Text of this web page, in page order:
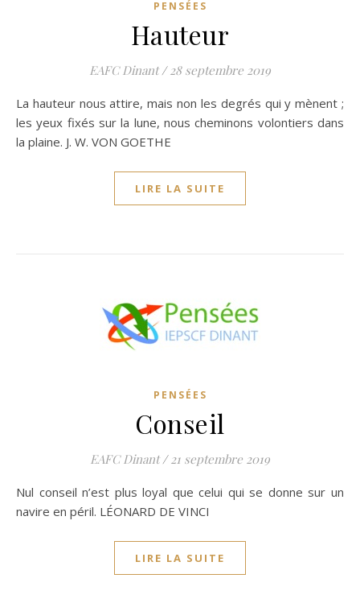
PENSÉES
Hauteur
EAFC Dinant / 28 septembre 2019
La hauteur nous attire, mais non les degrés qui y mènent ;
les yeux fixés sur la lune, nous cheminons volontiers dans
la plaine. J. W. VON GOETHE
LIRE LA SUITE
PENSÉES
Conseil
EAFC Dinant / 21 septembre 2019
Nul conseil n’est plus loyal que celui qui se donne sur un
navire en péril. LÉONARD DE VINCI
LIRE LA SUITE